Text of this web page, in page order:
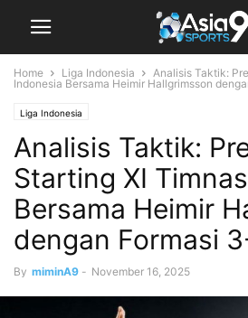
Home Liga Indonesia
Analisis Taktik:
Indonesia Bersama Heimir Hallgrimsson
Liga Indonesia
Analisis Taktik:
Starting XI
Bersama Heimir
dengan Formasi
By miminA9 - November 16, 2025